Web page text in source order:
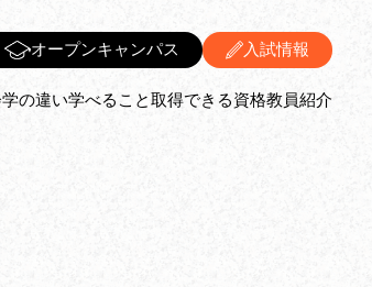
オープンキャンパス 入試情報
の違い学べること取得できる資格教員紹介